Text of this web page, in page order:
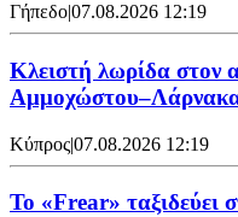
Γήπεδο|07.08.2026 12:19
Κλειστή λωρίδα στον
Κύπρος|07.08.2026 12:19
To «Frear» ταξιδεύει